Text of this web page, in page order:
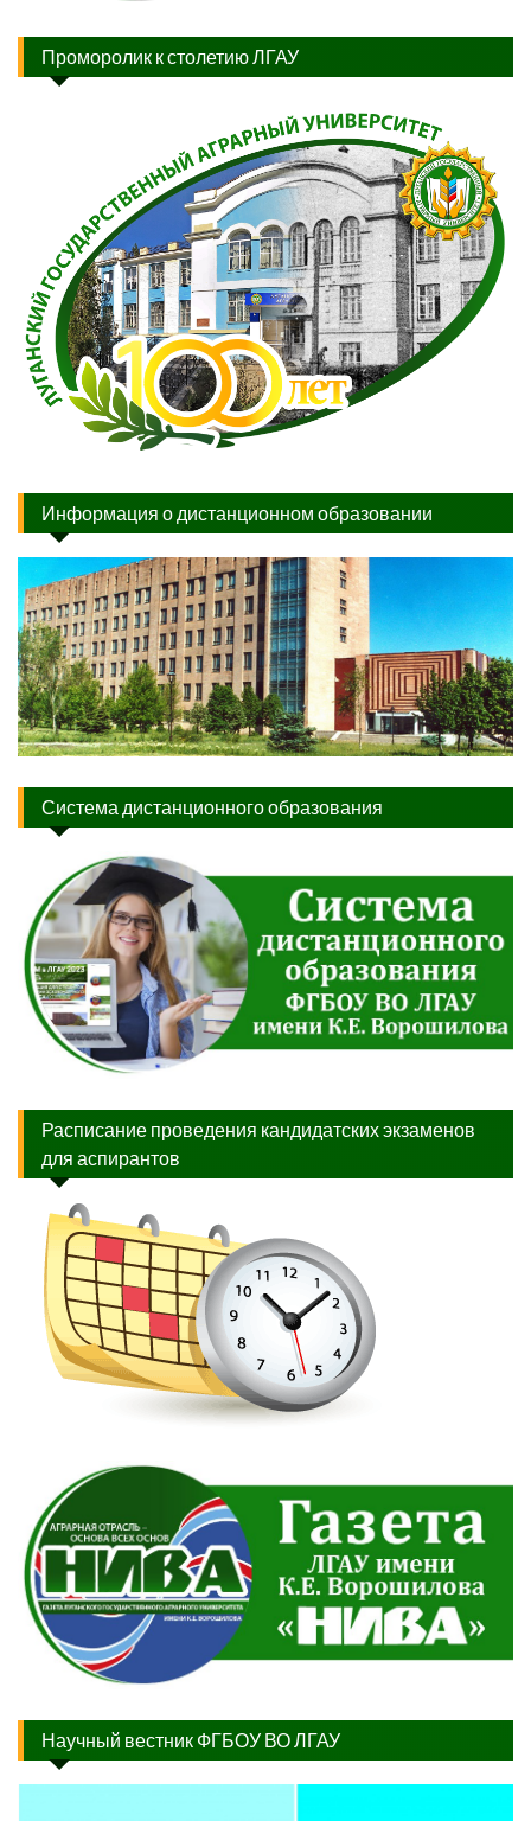
Проморолик к столетию ЛГАУ
Информация о дистанционном образовании
Система дистанционного образования
Расписание проведения кандидатских экзаменов
для аспирантов
Научный вестник ФГБОУ ВО ЛГАУ